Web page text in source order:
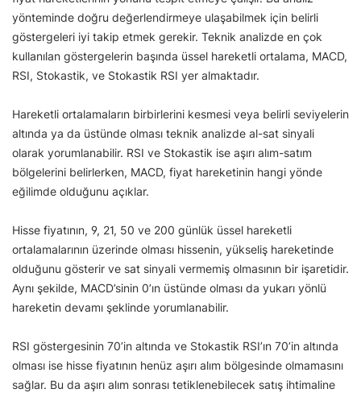
yönteminde doğru değerlendirmeye ulaşabilmek için belirli
göstergeleri iyi takip etmek gerekir. Teknik analizde en çok
kullanılan göstergelerin başında üssel hareketli ortalama, MACD,
RSI, Stokastik, ve Stokastik RSI yer almaktadır.
Hareketli ortalamaların birbirlerini kesmesi veya belirli seviyelerin
altında ya da üstünde olması teknik analizde al-sat sinyali
olarak yorumlanabilir. RSI ve Stokastik ise aşırı alım-satım
bölgelerini belirlerken, MACD, fiyat hareketinin hangi yönde
eğilimde olduğunu açıklar.
Hisse fiyatının, 9, 21, 50 ve 200 günlük üssel hareketli
ortalamalarının üzerinde olması hissenin, yükseliş hareketinde
olduğunu gösterir ve sat sinyali vermemiş olmasının bir işaretidir.
Aynı şekilde, MACD’sinin 0’ın üstünde olması da yukarı yönlü
hareketin devamı şeklinde yorumlanabilir.
RSI göstergesinin 70’in altında ve Stokastik RSI’ın 70’in altında
olması ise hisse fiyatının henüz aşırı alım bölgesinde olmamasını
sağlar. Bu da aşırı alım sonrası tetiklenebilecek satış ihtimaline